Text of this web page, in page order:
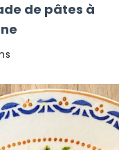
de pâtes à